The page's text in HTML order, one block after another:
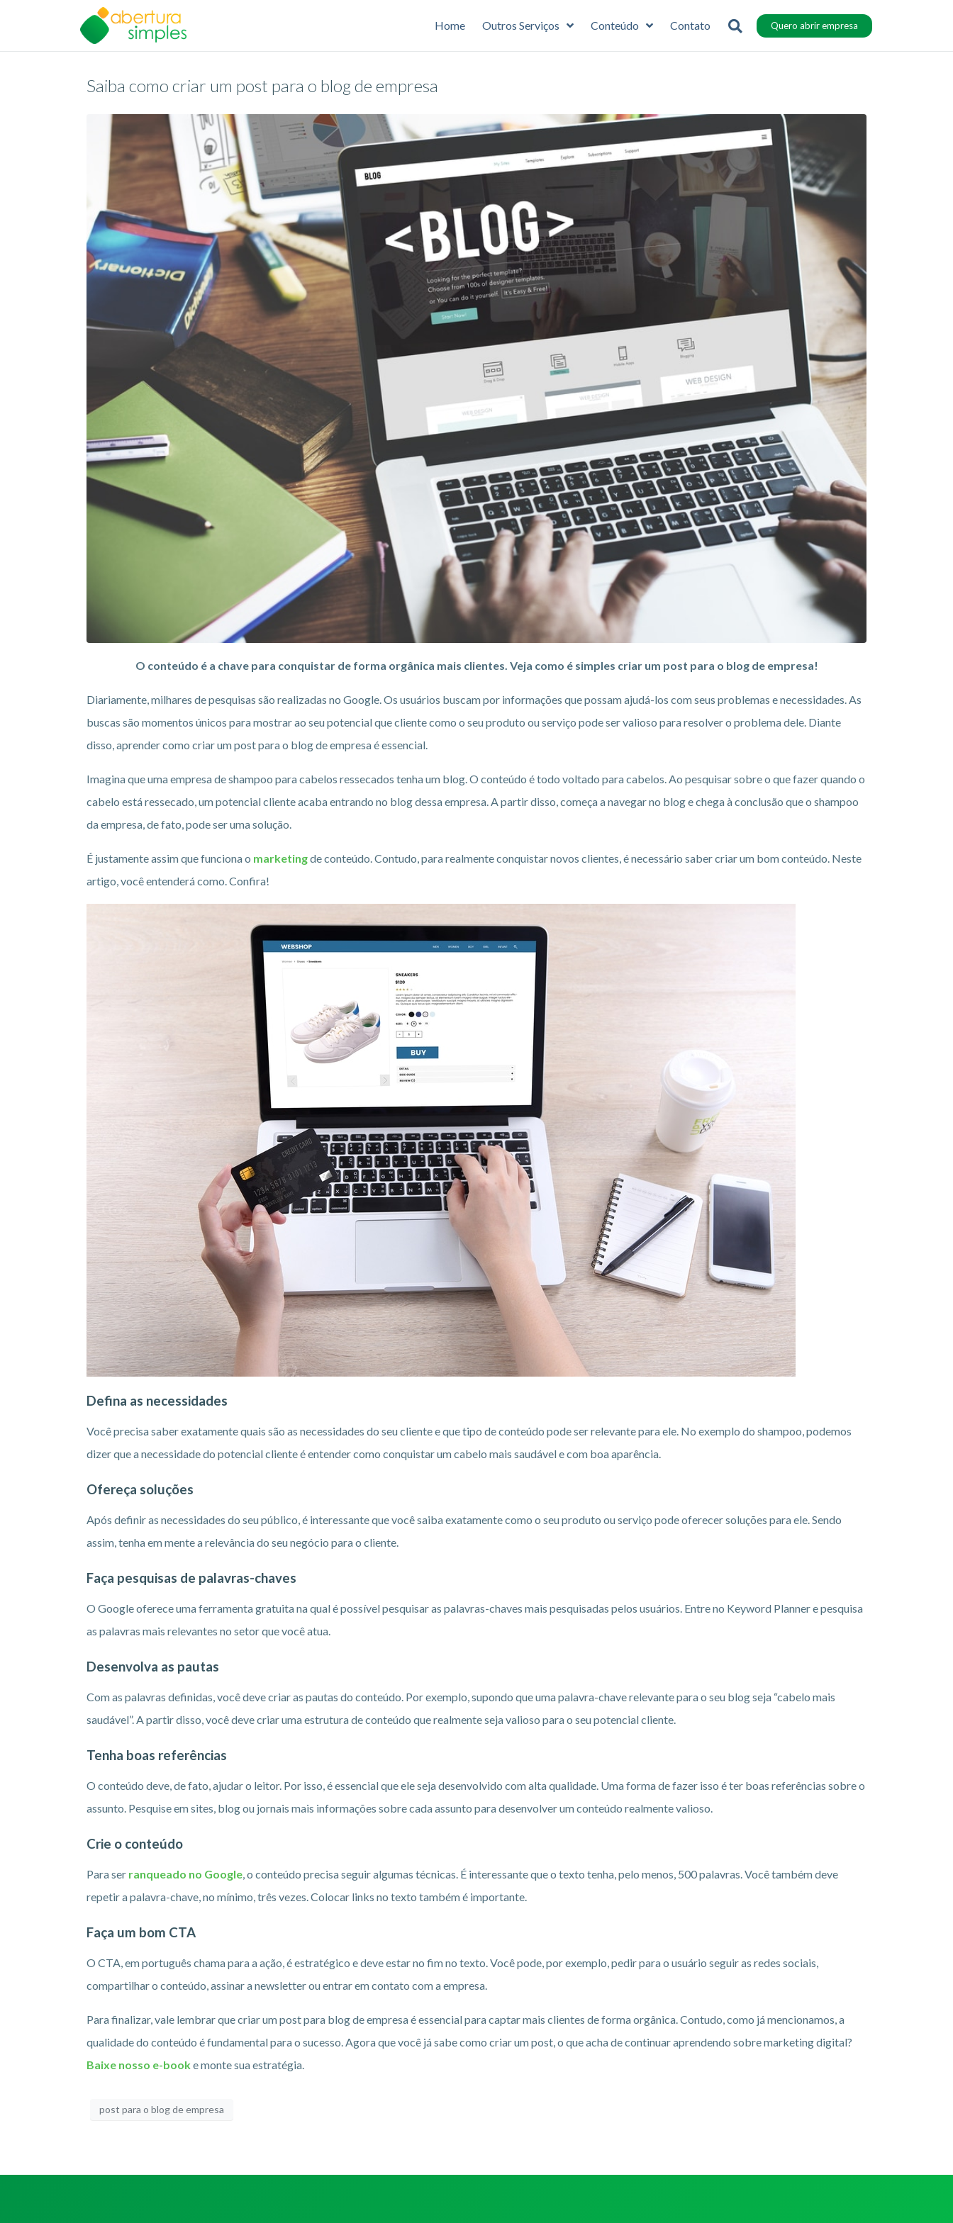
Home Outros Serviços Conteúdo Contato Quero abrir empresa
Saiba como criar um post para o blog de empresa
O conteúdo é a chave para conquistar de forma orgânica mais clientes. Veja como é simples criar um post para o blog de empresa!
Diariamente, milhares de pesquisas são realizadas no Google. Os usuários buscam por informações que possam ajudá-los com seus problemas e necessidades. As
buscas são momentos únicos para mostrar ao seu potencial que cliente como o seu produto ou serviço pode ser valioso para resolver o problema dele. Diante
disso, aprender como criar um post para o blog de empresa é essencial.
Imagina que uma empresa de shampoo para cabelos ressecados tenha um blog. O conteúdo é todo voltado para cabelos. Ao pesquisar sobre o que fazer quando o
cabelo está ressecado, um potencial cliente acaba entrando no blog dessa empresa. A partir disso, começa a navegar no blog e chega à conclusão que o shampoo
da empresa, de fato, pode ser uma solução.
É justamente assim que funciona o marketingde conteúdo. Contudo, para realmente conquistar novos clientes, é necessário saber criar um bom conteúdo. Neste
artigo, você entenderá como. Confira!
Defina as necessidades
Você precisa saber exatamente quais são as necessidades do seu cliente e que tipo de conteúdo pode ser relevante para ele. No exemplo do shampoo, podemos
dizer que a necessidade do potencial cliente é entender como conquistar um cabelo mais saudável e com boa aparência.
Ofereça soluções
Após definir as necessidades do seu público, é interessante que você saiba exatamente como o seu produto ou serviço pode oferecer soluções para ele. Sendo
assim, tenha em mente a relevância do seu negócio para o cliente.
Faça pesquisas de palavras-chaves
O Google oferece uma ferramenta gratuita na qual é possível pesquisar as palavras-chaves mais pesquisadas pelos usuários. Entre no Keyword Planner e pesquisa
as palavras mais relevantes no setor que você atua.
Desenvolva as pautas
Com as palavras definidas, você deve criar as pautas do conteúdo. Por exemplo, supondo que uma palavra-chave relevante para o seu blog seja “cabelo mais
saudável”. A partir disso, você deve criar uma estrutura de conteúdo que realmente seja valioso para o seu potencial cliente.
Tenha boas referências
O conteúdo deve, de fato, ajudar o leitor. Por isso, é essencial que ele seja desenvolvido com alta qualidade. Uma forma de fazer isso é ter boas referências sobre o
assunto. Pesquise em sites, blog ou jornais mais informações sobre cada assunto para desenvolver um conteúdo realmente valioso.
Crie o conteúdo
Para ser ranqueado no Google , o conteúdo precisa seguir algumas técnicas. É interessante que o texto tenha, pelo menos, 500 palavras. Você também deve
repetir a palavra-chave, no mínimo, três vezes. Colocar links no texto também é importante.
Faça um bom CTA
O CTA, em português chama para a ação, é estratégico e deve estar no fim no texto. Você pode, por exemplo, pedir para o usuário seguir as redes sociais,
compartilhar o conteúdo, assinar a newsletter ou entrar em contato com a empresa.
Para finalizar, vale lembrar que criar um post para blog de empresa é essencial para captar mais clientes de forma orgânica. Contudo, como já mencionamos, a
qualidade do conteúdo é fundamental para o sucesso. Agora que você já sabe como criar um post, o que acha de continuar aprendendo sobre marketing digital?
Baixe nosso e-booke monte sua estratégia.
post para o blog de empresa